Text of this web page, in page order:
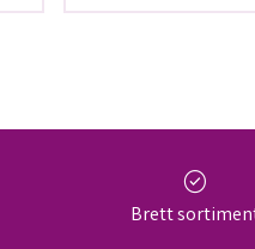
check_circle
Brett